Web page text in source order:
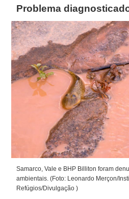
Problema
Samarco, Vale e BHP Billiton foram
ambientais. (Foto: Leonardo Merçon/
Refúgios/Divulgação )